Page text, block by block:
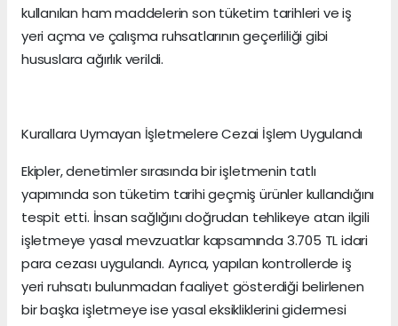
kullanılan ham maddelerin son tüketim tarihleri ve iş
yeri açma ve çalışma ruhsatlarının geçerliliği gibi
hususlara ağırlık verildi.
Kurallara Uymayan İşletmelere Cezai İşlem Uygulandı
Ekipler, denetimler sırasında bir işletmenin tatlı
yapımında son tüketim tarihi geçmiş ürünler kullandığını
tespit etti. İnsan sağlığını doğrudan tehlikeye atan ilgili
işletmeye yasal mevzuatlar kapsamında 3.705 TL idari
para cezası uygulandı. Ayrıca, yapılan kontrollerde iş
yeri ruhsatı bulunmadan faaliyet gösterdiği belirlenen
bir başka işletmeye ise yasal eksikliklerini gidermesi